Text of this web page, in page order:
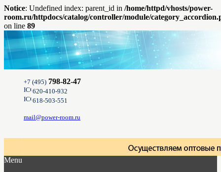
Notice: Undefined index: parent_id in /home/httpd/vhosts/power-
room.ru/httpdocs/catalog/controller/module/
on line 89
+7 (495) 798-82-47
620-410-932
618-503-551
mail@power-room.ru
Menu